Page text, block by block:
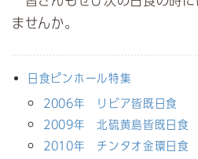
シ
ア
ェ
ませんか。
日食ピンホール特集
2006年 リビア皆既日食
2009年 北硫黄島皆既日食
2010年 チンタオ金環日食